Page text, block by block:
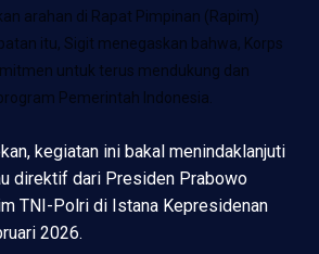
arahan di Rapat Pimpinan (Rapim)
itu, Sigit menegaskan bahwa, Korps
untuk terus mendukung dan
Pemerintah Indonesia.
kegiatan ini bakal menindaklanjuti
direktif dari Presiden Prabowo
TNI-Polri di Istana Kepresidenan
2026.